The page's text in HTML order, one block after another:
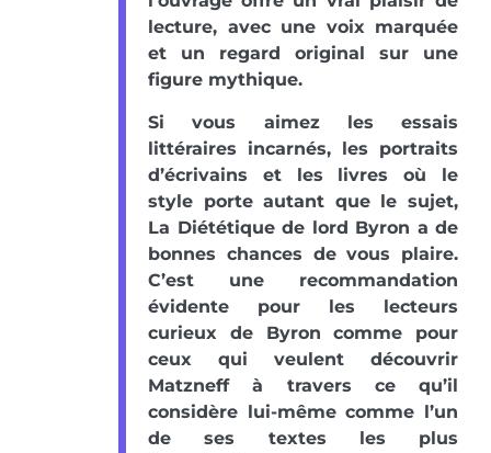
lecture, avec une voix marquée
et un regard original sur une
figure mythique.
Si vous aimez les essais
littéraires incarnés, les portraits
d’écrivains et les livres où le
style porte autant que le sujet,
La Diététique de lord Byron a de
bonnes chances de vous plaire.
C’est une recommandation
évidente pour les lecteurs
curieux de Byron comme pour
ceux qui veulent découvrir
Matzneff à travers ce qu’il
considère lui-même comme l’un
de ses textes les plus